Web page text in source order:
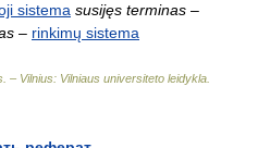
sistema susijęs terminas –
– rinkimų sistema
– Vilnius: Vilniaus universiteto leidykla